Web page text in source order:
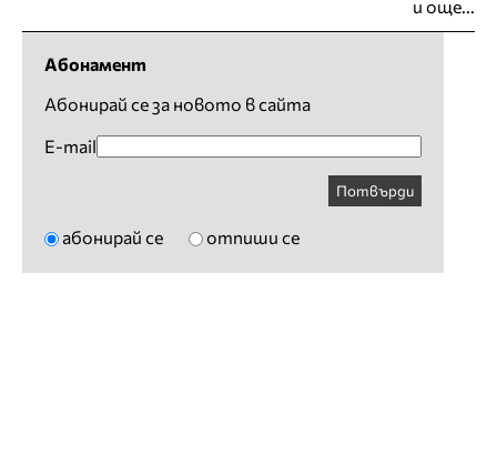
и още...
Абонамент
Абонирай се за новото в сайта
E-mail
Потвърди
абонирай се отпиши се